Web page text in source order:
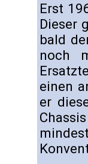
Erst
Dieser
bald
noch
einen
er